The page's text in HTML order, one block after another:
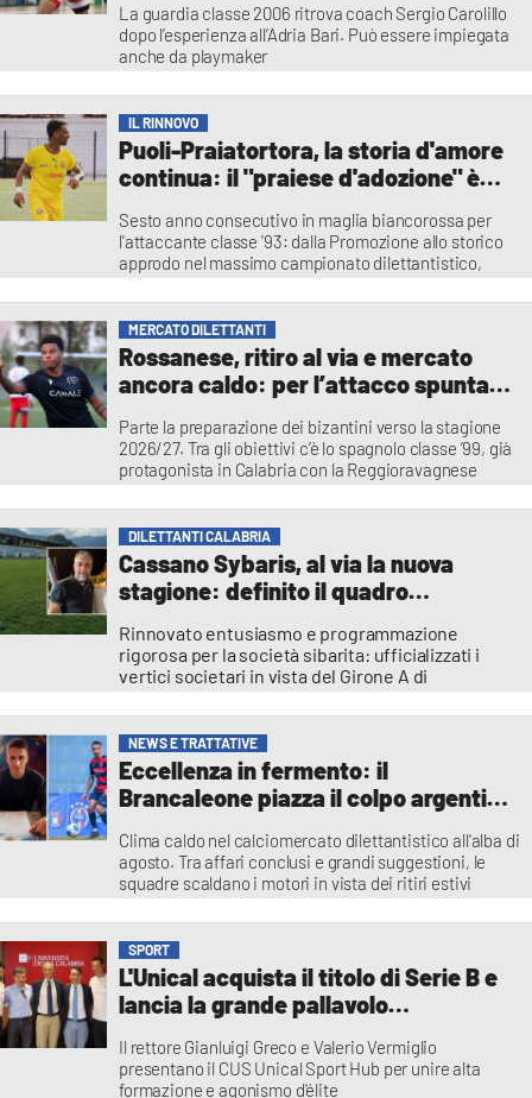
La guardia classe 2006 ritrova coach Sergio Carolillo
dopo l’esperienza all’Adria Bari. Può essere impiegata
anche da playmaker
IL RINNOVO
Puoli-Praiatortora, la storia d'amore
continua: il "praiese d'adozione" è
Sesto anno consecutivo in maglia biancorossa per
l'attaccante classe '93: dalla Promozione allo storico
approdo nel massimo campionato dilettantistico,
Vincenzo Primerano
MERCATO DILETTANTI
Rossanese, ritiro al via e mercato
ancora caldo: per l’attacco spunta
Parte la preparazione dei bizantini verso la stagione
2026/27. Tra gli obiettivi c’è lo spagnolo classe ’99, già
protagonista in Calabria con la Reggioravagnese
DILETTANTI CALABRIA
Cassano Sybaris, al via la nuova
stagione: definito il quadro
Rinnovato entusiasmo e programmazione
rigorosa per la società sibarita: ufficializzati i
vertici societari in vista del Girone A di
Azzolino alla guida.
Franco Sangiovanni
NEWS E TRATTATIVE
Eccellenza in fermento: il
Brancaleone piazza il colpo argentino
Clima caldo nel calciomercato dilettantistico all'alba di
agosto. Tra affari conclusi e grandi suggestioni, le
squadre scaldano i motori in vista dei ritiri estivi
SPORT
L'Unical acquista il titolo di Serie B e
lancia la grande pallavolo
Il rettore Gianluigi Greco e Valerio Vermiglio
presentano il CUS Unical Sport Hub per unire alta
formazione e agonismo d'élite